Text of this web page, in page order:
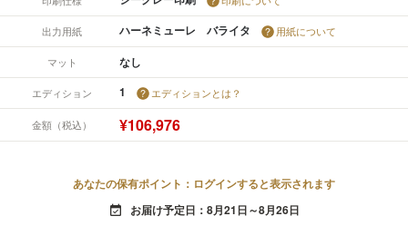
出力用紙 ハーネミューレ バライタ 用紙について
マット なし
エディション 1 エディションとは？
金額（税込） ¥106,976
あなたの保有ポイント：ログインすると表示されます
event_available お届け予定日：8月21日～8月26日